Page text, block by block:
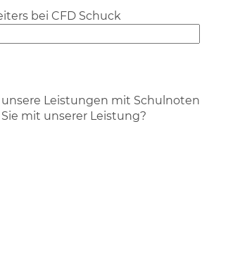
bei CFD Schuck
Leistungen mit Schulnoten
mit unserer Leistung?